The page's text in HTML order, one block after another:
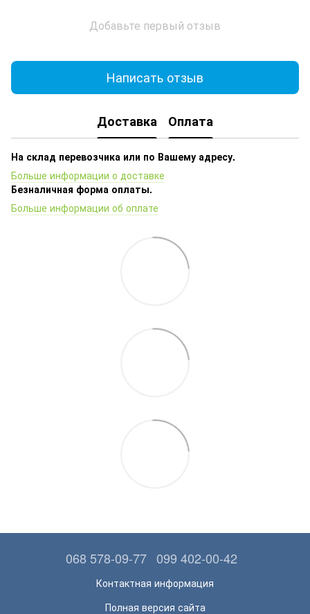
Добавьте первый отзыв
Написать отзыв
Доставка Оплата
На склад перевозчика или по Вашему адресу.
Больше информации о доставке
Безналичная форма оплаты.
Больше информации об оплате
068 578-09-77 099 402-00-42
Контактная информация
Полная версия сайта